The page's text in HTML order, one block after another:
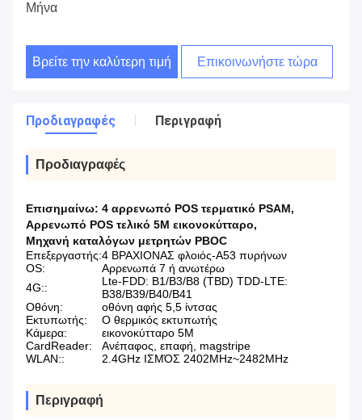
Μήνα
Βρείτε την καλύτερη τιμή Επικοινωνήστε τώρα
Προδιαγραφές Περιγραφή
Προδιαγραφές
Επισημαίνω: 4 αρρενωπό POS τερματικό PSAM,
Αρρενωπό POS τελικό 5M εικονοκύτταρο,
Μηχανή καταλόγων μετρητών PBOC
Επεξεργαστής:4 ΒΡΑΧΙΟΝΑΣ φλοιός-A53 πυρήνων
OS:
Αρρενωπά 7 ή ανωτέρω
4G::
Lte-FDD: B1/B3/B8 (TBD) TDD-LTE:
B38/B39/B40/B41
Οθόνη:
οθόνη αφής 5,5 ίντσας
Εκτυπωτής:
Ο θερμικός εκτυπωτής
Κάμερα:
εικονοκύτταρο 5M
CardReader:
Ανέπαφος, επαφή, magstripe
WLAN::
2.4GHz ΙΣΜΌΣ 2402MHz~2482MHz
Περιγραφή